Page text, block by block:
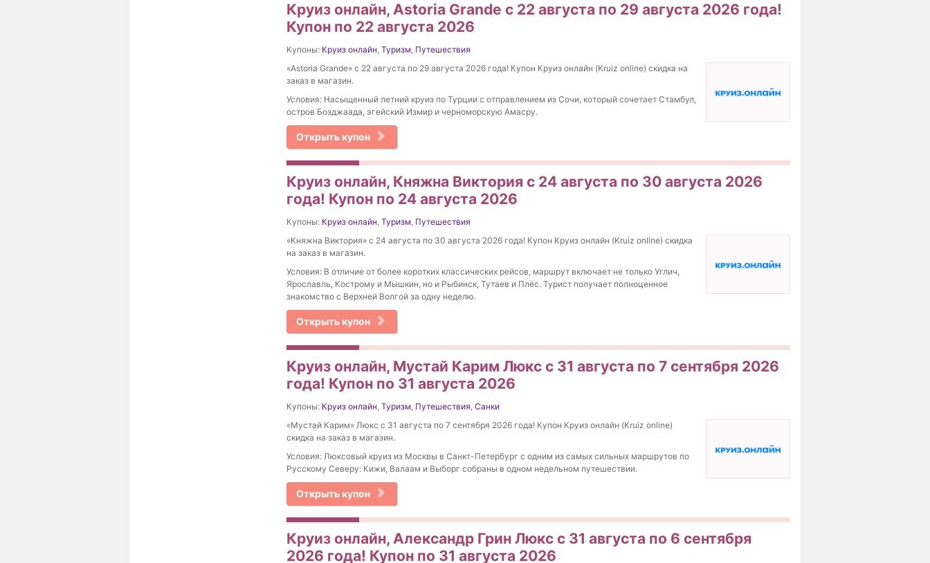
Круиз онлайн, Astoria Grande с 22 августа по 29 августа 2026 года!
Купон по 22 августа 2026
Купоны: Круиз онлайн, Туризм, Путешествия
«Astoria Grande» с 22 августа по 29 августа 2026 года! Купон Круиз онлайн (Kruiz online) скидка на
заказ в магазин.
Условия: Насыщенный летний круиз по Турции с отправлением из Сочи, который сочетает Стамбул,
остров Бозджаада, эгейский Измир и черноморскую Амасру.
Открыть купон
Круиз онлайн, Княжна Виктория с 24 августа по 30 августа 2026
года! Купон по 24 августа 2026
Купоны: Круиз онлайн, Туризм, Путешествия
«Княжна Виктория» с 24 августа по 30 августа 2026 года! Купон Круиз онлайн (Kruiz online) скидка
на заказ в магазин.
Условия: В отличие от более коротких классических рейсов, маршрут включает не только Углич,
Ярославль, Кострому и Мышкин, но и Рыбинск, Тутаев и Плёс. Турист получает полноценное
знакомство с Верхней Волгой за одну неделю.
Открыть купон
Круиз онлайн, Мустай Карим Люкс с 31 августа по 7 сентября 2026
года! Купон по 31 августа 2026
Купоны: Круиз онлайн, Туризм, Путешествия, Санки
«Мустай Карим» Люкс с 31 августа по 7 сентября 2026 года! Купон Круиз онлайн (Kruiz online)
скидка на заказ в магазин.
Условия: Люксовый круиз из Москвы в Санкт-Петербург с одним из самых сильных маршрутов по
Русскому Северу: Кижи, Валаам и Выборг собраны в одном недельном путешествии.
Открыть купон
Круиз онлайн, Александр Грин Люкс с 31 августа по 6 сентября
2026 года! Купон по 31 августа 2026